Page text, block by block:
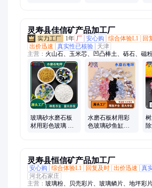
灵寿县佳信矿产品加工厂
1年 厂 安心购 综合体验L1
回
出价迅速
真实性已核验
天津
主营： 火山石、玉米芯、凹凸棒土、砾石、磁
土、贝壳粉、膨润土、珍珠岩、发酵松树皮
玻璃砂水磨石板
材用彩色玻璃 砂
水磨石板材用彩
色玻璃砂鱼缸造
灵寿县恒信矿产品加工厂
安心购
综合体验L1 回复及时 出价迅速
真
河北石家庄
主营： 玻璃粉、贝壳彩片、玻璃鳞片、地坪彩